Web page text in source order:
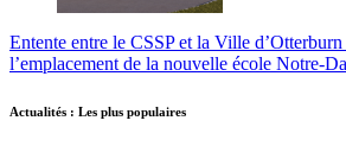
Entente entre le CSSP et la Ville
l’emplacement de la nouvelle école Notre-
Actualités : Les plus populaires